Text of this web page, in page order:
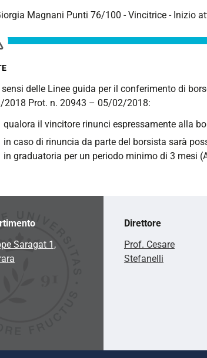
Magnani Punti 76/100 - Vincitrice - Inizio
delle Linee guida per il conferimento di
2018 Prot. n. 20943 – 05/02/2018:
qualora il vincitore rinunci espressamente alla
in caso di rinuncia da parte del borsista sarà
in graduatoria per un periodo minimo di 3 mesi
Saragat 1,
Direttore
Prof. Cesare
Stefanelli